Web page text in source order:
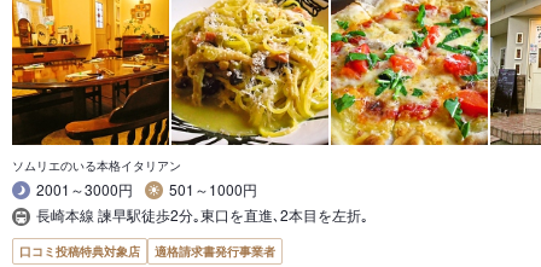
ソムリエのいる本格イタリアン
2001～3000円
501～1000円
長崎本線 諫早駅徒歩2分｡東口を直進､2本目を左折｡
口コミ投稿特典対象店 適格請求書発行事業者